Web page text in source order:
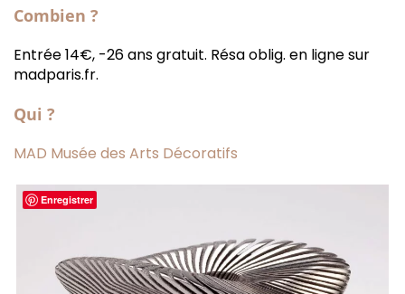
Combien ?
Entrée 14€, -26 ans gratuit. Résa oblig. en ligne sur
madparis.fr.
Qui ?
MAD Musée des Arts Décoratifs
Enregistrer